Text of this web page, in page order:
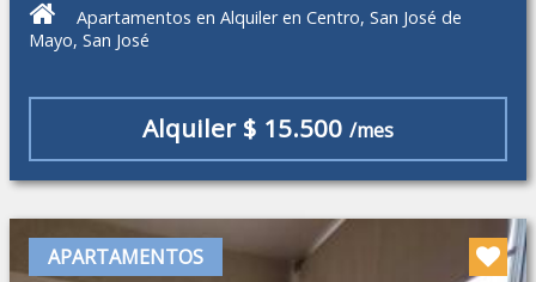
Apartamentos en Alquiler en Centro, San José de
Mayo, San José
Alquiler $ 15.500 /mes
APARTAMENTOS